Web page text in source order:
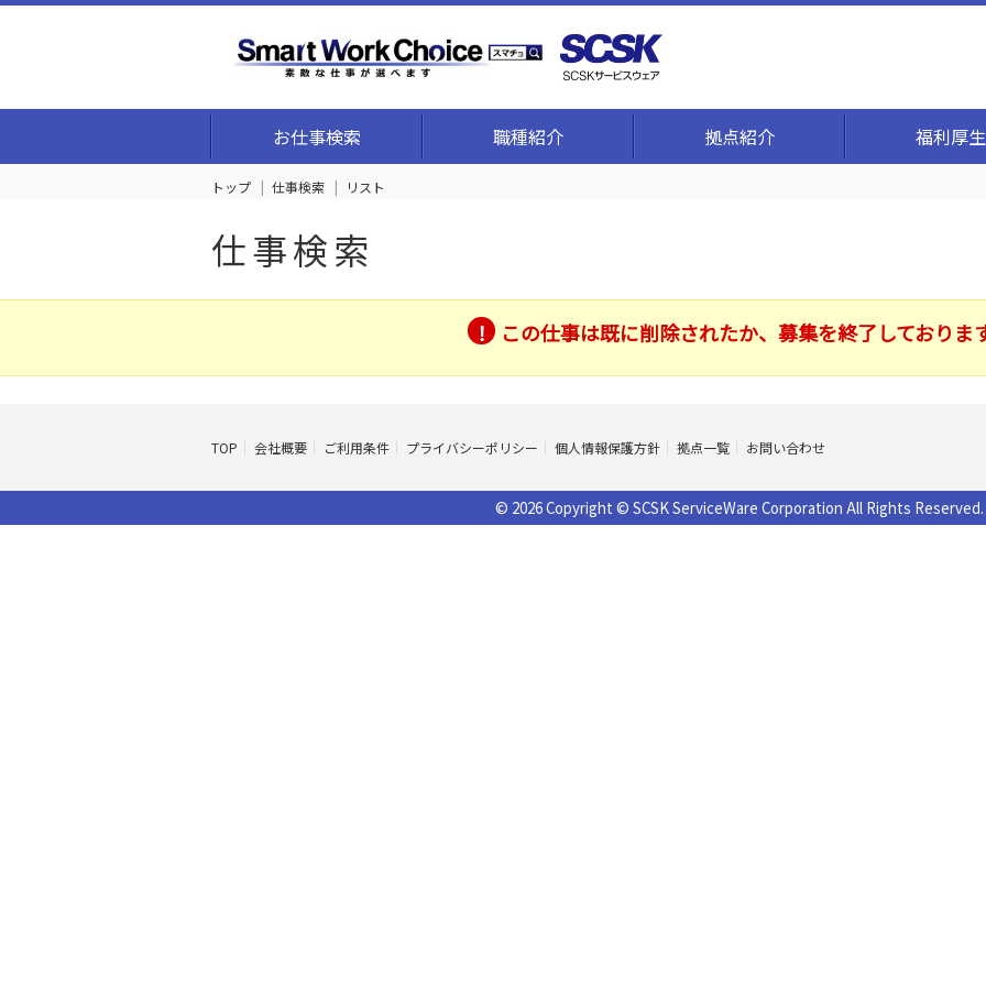
お仕事検索 職種紹介 拠点紹介 福利厚生
トップ 仕事検索 リスト
仕事検索
この仕事は既に削除されたか、募集を終了しておりま
TOP 会社概要 ご利用条件 プライバシーポリシー 個人情報保護方針 拠点一覧 お問い合わせ
© 2026 Copyright © SCSK ServiceWare Corporation All Rights Reserved.